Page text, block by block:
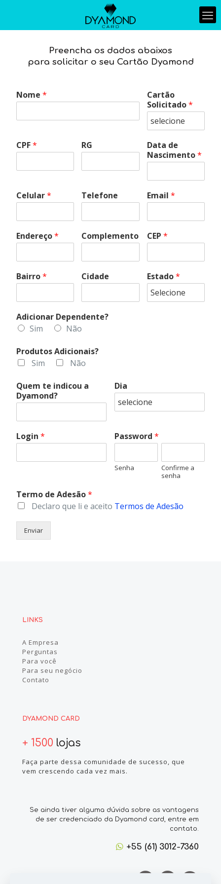
Preencha os dados abaixos
para solicitar o seu Cartão Dyamond
Nome *
Cartão
Solicitado*
CPF* RG
Data de
Nascimento*
Celular* Telefone Email *
Endereço* Complemento CEP *
Bairro* Cidade Estado*
Adicionar Dependente?
Sim
Não
Produtos Adicionais?
Sim
Não
Quem te indicou a
Dyamond?
Dia
Login * Password *
Senha
Confirme a
senha
Termo de Adesão*
Declaro que li e aceito Termos de Adesão
Enviar
LINKS
A Empresa
Perguntas
Para você
Para seu negócio
Contato
DYAMOND CARD
+ 1500 lojas
Faça parte dessa comunidade de sucesso, que
vem crescendo cada vez mais.
Se ainda tiver alguma dúvida sobre as vantagens
de ser credenciado da Dyamond card, entre em
contato.
+55 (61) 3012-7360